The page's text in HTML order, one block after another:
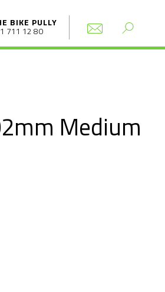
BIKE PULLY
711 12 80
Medium